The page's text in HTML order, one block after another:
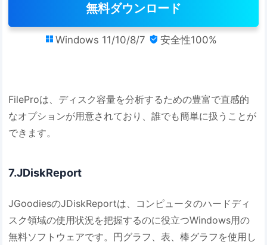
無料ダウンロード
 Windows 11/10/8/7  安全性100%
FileProは、ディスク容量を分析するための豊富で直感的
なオプションが用意されており、誰でも簡単に扱うことが
できます。
7.JDiskReport
JGoodiesのJDiskReportは、コンピュータのハードディ
スク領域の使用状況を把握するのに役立つWindows用の
無料ソフトウェアです。円グラフ、表、棒グラフを使用し